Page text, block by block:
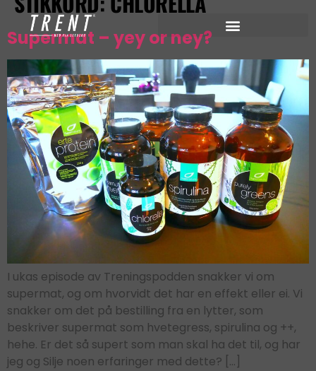
Supermat – yey or ney?
I ukas episode av Treningspodden snakker vi om
supermat, og om hvorvidt det har en effekt eller ei. Vi
snakker om det på bestilling fra en lytter, som
beskriver supermat som hvetegress, spirulina og ++,
hehe. Er det så supert som man skal ha det til, og har
jeg og Silje noen erfaringer med dette? […]